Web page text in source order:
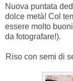
Nuova puntata
dolce metà! Col
essere molto
da fotografare!).
Riso con semi di